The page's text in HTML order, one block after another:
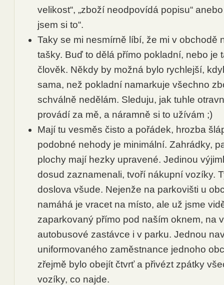
velikost“, „zboží neodpovídá popisu“
jsem si to“.
Taky se mi nesmírně líbí, že mi v obchodě
tašky. Buď to dělá přímo pokladní, nebo je
člověk. Někdy by možná bylo rychlejší,
sama, než pokladní namarkuje všechno
schválně nedělám. Sleduju, jak tuhle
provádí za mě, a náramně si to užívám ;)
Mají tu vesměs čisto a pořádek, hrozba
podobné nehody je minimální. Zahrádky,
plochy mají hezky upravené. Jedinou
dosud zaznamenali, tvoří nákupní vozíky.
doslova všude. Nejenže na parkovišti u
namáhá je vracet na místo, ale už jsme
zaparkovaný přímo pod naším oknem, na
autobusové zastávce i v parku. Jednou
uniformovaného zaměstnance jednoho
zřejmě bylo obejít čtvrť a přivézt zpátky
vozíky, co najde.